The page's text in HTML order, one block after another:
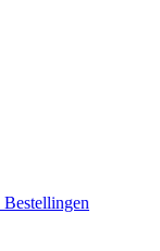
Bestellingen